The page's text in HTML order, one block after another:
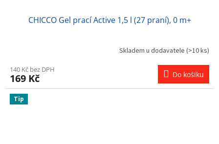
CHICCO Gel prací Active 1,5 l (27 praní), 0 m+
Skladem u dodavatele (>10 ks)
140 Kč bez DPH
169 Kč Do košíku
Tip